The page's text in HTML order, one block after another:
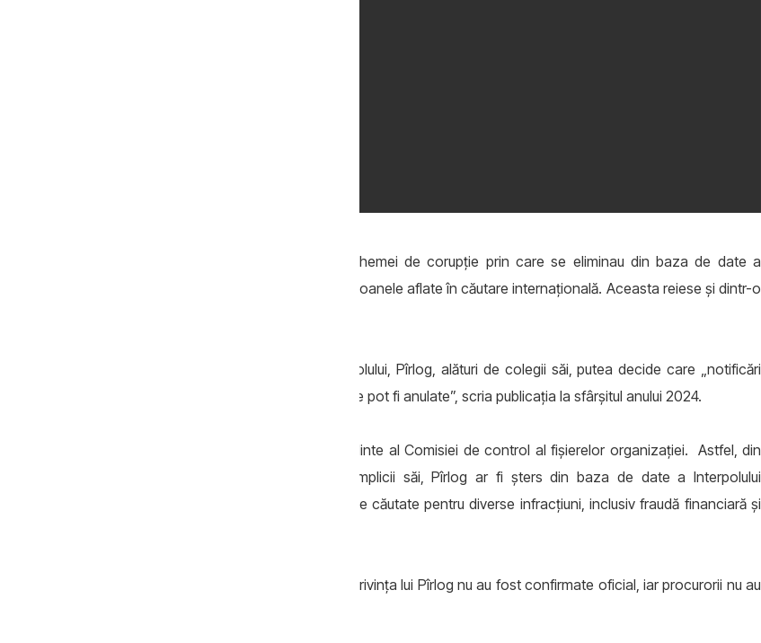
Vitalie Pîrlog ar fi unul dintre autorii schemei de corupție prin care se eliminau din baza de date a
Interpolului „notificările roșii” pentru persoanele aflate în căutare internațională. Aceasta reiese și dintr-o
„Datorită influenței sale în cadrul Interpolului, Pîrlog, alături de colegii săi, putea decide care „notificări
roșii” trebuie să rămână în vigoare și care pot fi anulate”, scria publicația la sfârșitul anului 2024.
Pîrlog ar fi profitat de poziția de președinte al Comisiei de control al fișierelor organizației. Astfel, din
toamna anului 2022, împreună cu complicii săi, Pîrlog ar fi șters din baza de date a Interpolului
„notificările roșii” pentru 26 de persoane căutate pentru diverse infracțiuni, inclusiv fraudă financiară și
Informația despre evoluția cercetării în privința lui Pîrlog nu au fost confirmate oficial, iar procurorii nu au